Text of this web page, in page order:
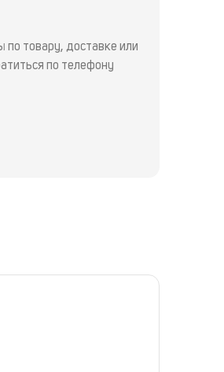
по товару, доставке или
по телефону